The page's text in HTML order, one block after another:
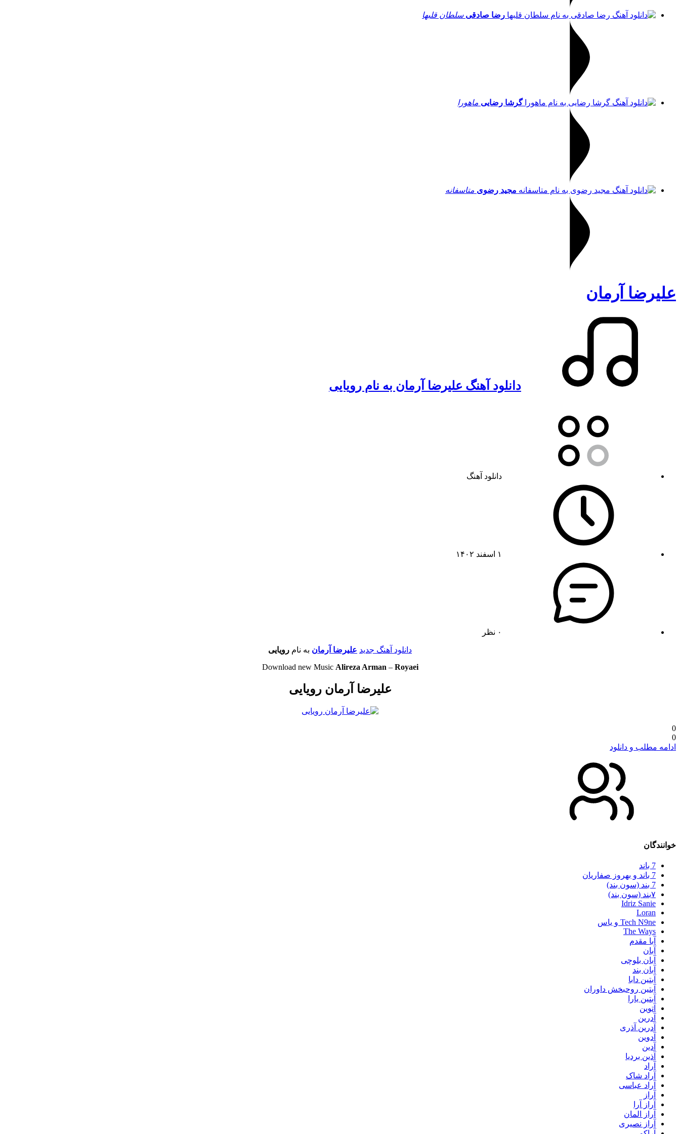
رضا صادقی سلطان قلبها
گرشا رضایی ماهورا
مجید رضوی متاسفانه
علیرضا آرمان
دانلود آهنگ علیرضا آرمان به نام رویایی
دانلود آهنگ
دانلود آهنگ جدید علیرضا آرمان به نام رویایی
Download new Music Alireza Arman – Royaei
علیرضا آرمان رویایی
0
0
ادامه مطلب و دانلود
خوانندگان
7 باند
7 باند و بهروز صفاریان
7 بند (سون بند)
۷بند (سون بند)
Idriz Sanie
Loran
Tech N9ne و یاس
The Ways
آبا مقدم
آبان
آبان بلوچی
آبان بند
آبتین دابا
آبتین روحبخش داوران
آبتین یارا
آتوین
آدرین
آدرین آذری
آدوین
آدین
آذین بردیا
آراد
آراد شاک
آراد عباسی
آراز
آراز آرا
آراز المان
آراز نصیری